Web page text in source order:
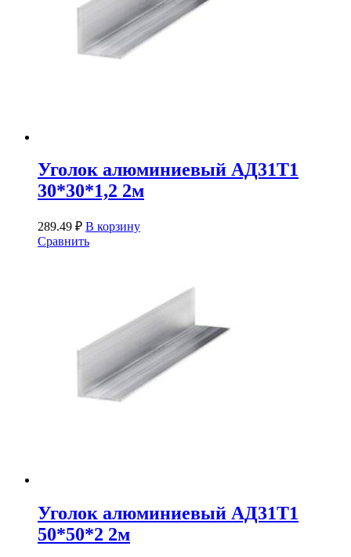
Уголок алюминиевый АД31Т1
30*30*1,2 2м
289.49 ₽ В корзину
Сравнить
Уголок алюминиевый АД31Т1
50*50*2 2м